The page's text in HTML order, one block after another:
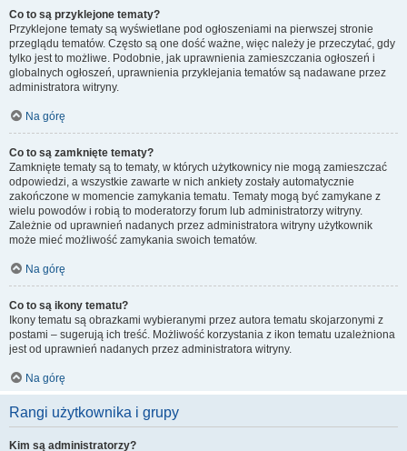
Co to są przyklejone tematy?
Przyklejone tematy są wyświetlane pod ogłoszeniami na pierwszej stronie
przeglądu tematów. Często są one dość ważne, więc należy je przeczytać, gdy
tylko jest to możliwe. Podobnie, jak uprawnienia zamieszczania ogłoszeń i
globalnych ogłoszeń, uprawnienia przyklejania tematów są nadawane przez
administratora witryny.
Na górę
Co to są zamknięte tematy?
Zamknięte tematy są to tematy, w których użytkownicy nie mogą zamieszczać
odpowiedzi, a wszystkie zawarte w nich ankiety zostały automatycznie
zakończone w momencie zamykania tematu. Tematy mogą być zamykane z
wielu powodów i robią to moderatorzy forum lub administratorzy witryny.
Zależnie od uprawnień nadanych przez administratora witryny użytkownik
może mieć możliwość zamykania swoich tematów.
Na górę
Co to są ikony tematu?
Ikony tematu są obrazkami wybieranymi przez autora tematu skojarzonymi z
postami – sugerują ich treść. Możliwość korzystania z ikon tematu uzależniona
jest od uprawnień nadanych przez administratora witryny.
Na górę
Rangi użytkownika i grupy
Kim są administratorzy?